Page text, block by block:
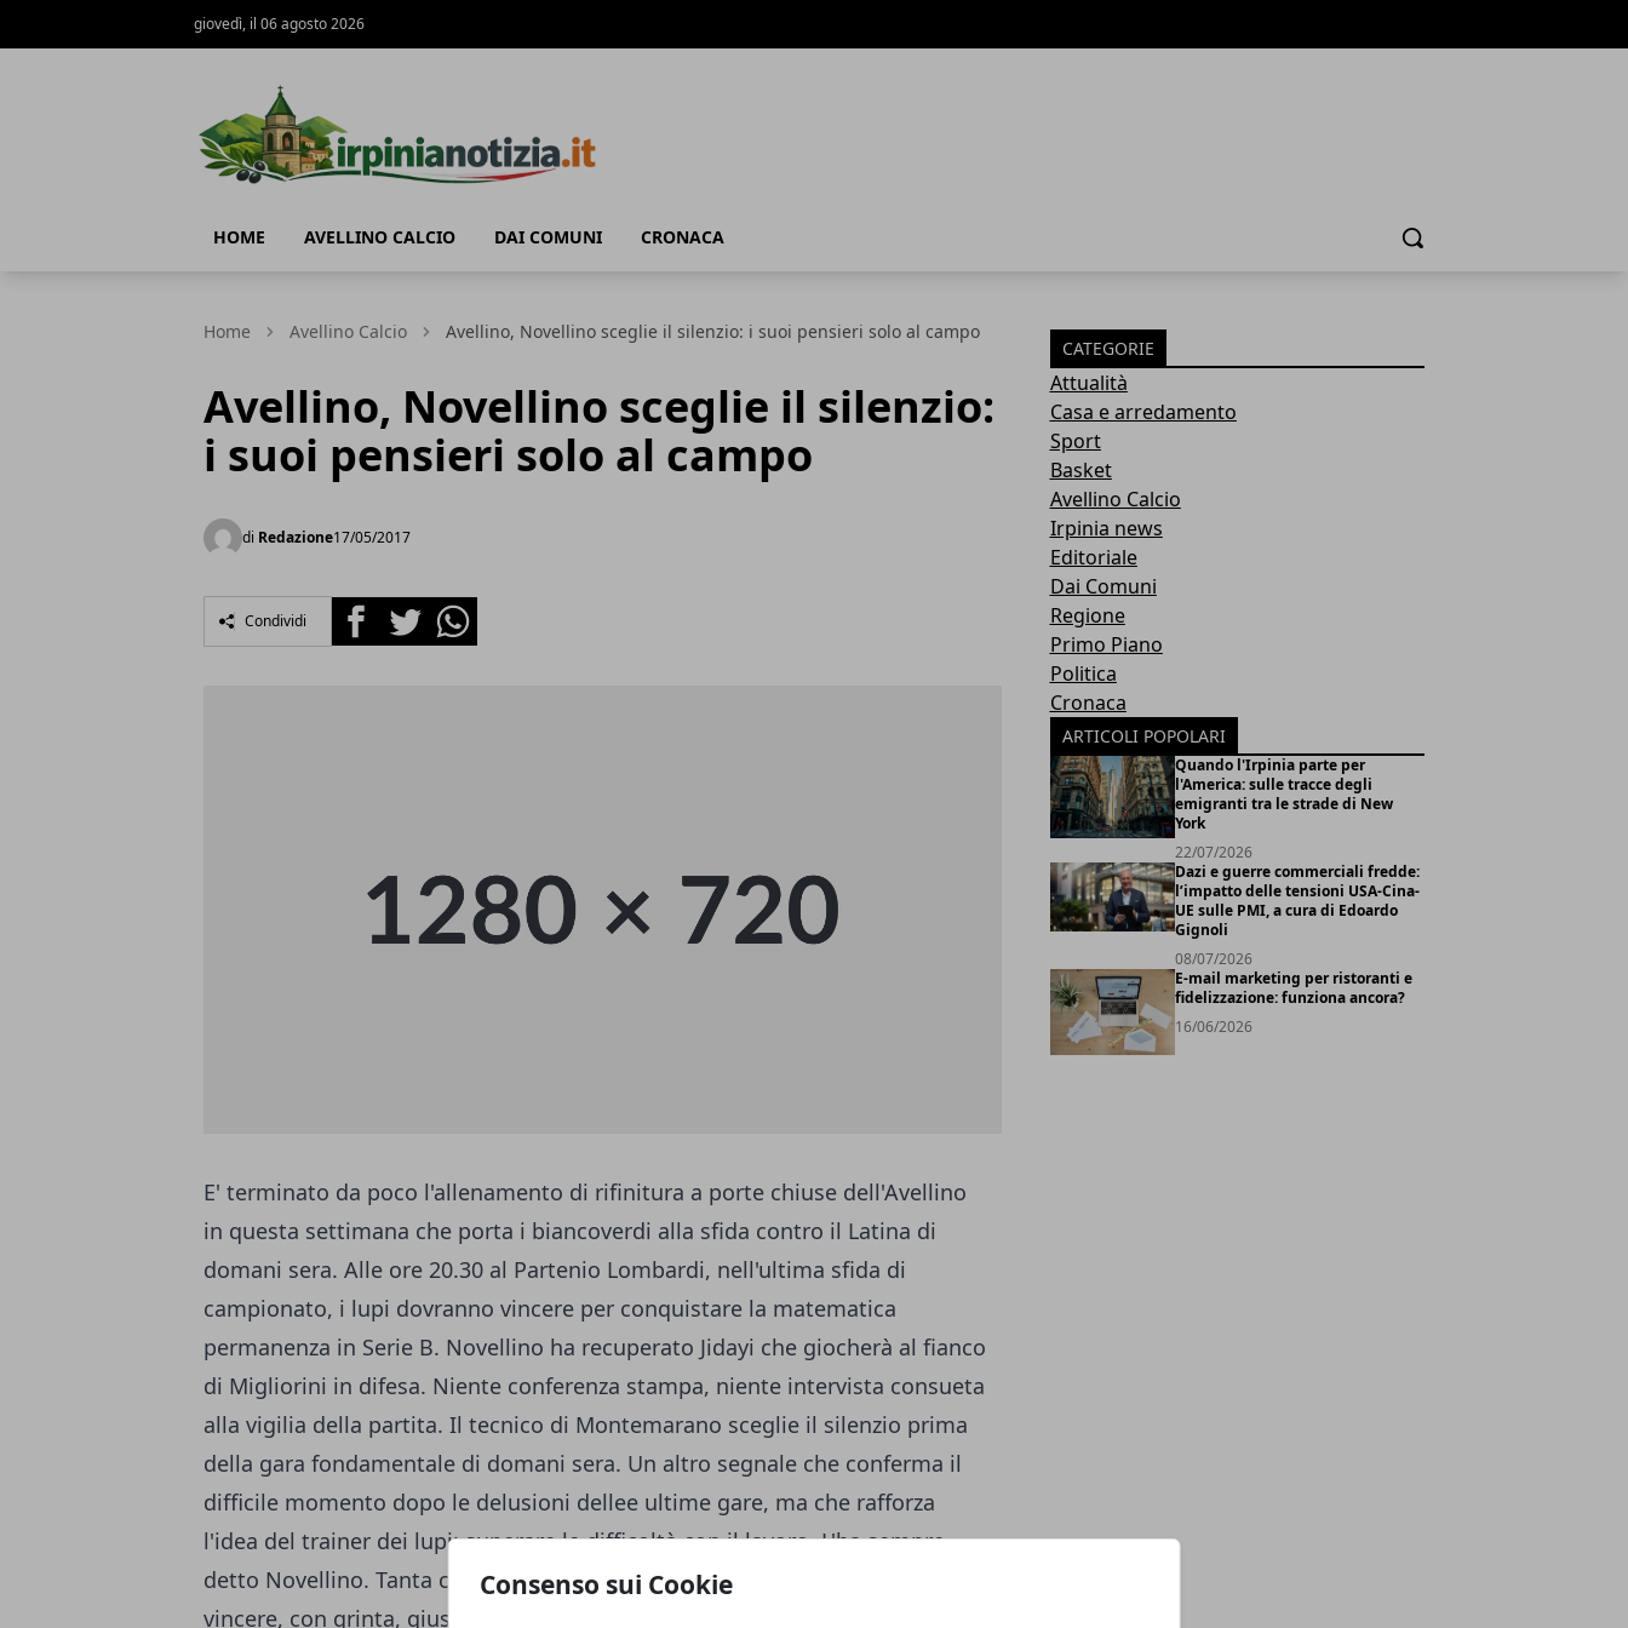
Consenso sui Cookie
giovedì, il 06 agosto 2026
HOME AVELLINO CALCIO DAI COMUNI CRONACA Cerca
Home Avellino Calcio Avellino, Novellino sceglie il silenzio: i suoi pensieri solo al campo
Avellino, Novellino sceglie il silenzio:
i suoi pensieri solo al campo
di Redazione17/05/2017
Condividi FacebookTwitterWhatsapp
E' terminato da poco l'allenamento di rifinitura a porte chiuse dell'Avellino
in questa settimana che porta i biancoverdi alla sfida contro il Latina di
domani sera. Alle ore 20.30 al Partenio Lombardi, nell'ultima sfida di
campionato, i lupi dovranno vincere per conquistare la matematica
permanenza in Serie B. Novellino ha recuperato Jidayi che giocherà al fianco
di Migliorini in difesa. Niente conferenza stampa, niente intervista consueta
alla vigilia della partita. Il tecnico di Montemarano sceglie il silenzio prima
della gara fondamentale di domani sera. Un altro segnale che conferma il
difficile momento dopo le delusioni dellee ultime gare, ma che rafforza
l'idea del trainer dei lupi: superare le difficoltà con il lavoro. L'ha sempre
detto Novellino. Tanta concretazione e determinazione. Il suo Avellino deve
vincere, con grinta, giusto approccio e soprattutto con una prestazione
CATEGORIE
Attualità
Casa e arredamento
Sport
Basket
Avellino Calcio
Irpinia news
Editoriale
Dai Comuni
Regione
Primo Piano
Politica
Cronaca
ARTICOLI POPOLARI
Quando l'Irpinia parte per
l'America: sulle tracce degli
emigranti tra le strade di New
York
22/07/2026
Dazi e guerre commerciali fredde:
l’impatto delle tensioni USA-Cina-
UE sulle PMI, a cura di Edoardo
Gignoli
08/07/2026
E-mail marketing per ristoranti e
fidelizzazione: funziona ancora?
16/06/2026